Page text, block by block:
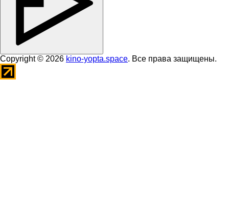
Copyright © 2026 kino-yopta.space. Все права защищены.